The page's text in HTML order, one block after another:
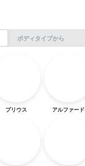
ボディタイプから
プリウス アルファード